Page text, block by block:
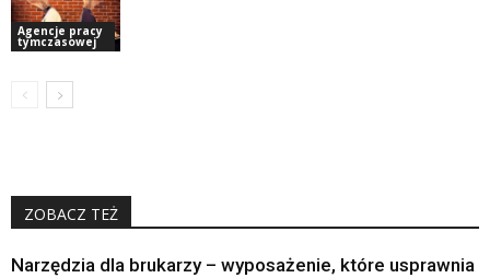
Agencje pracy
tymczasowej
ZOBACZ TEŻ
Narzędzia dla brukarzy – wyposażenie, które usprawnia